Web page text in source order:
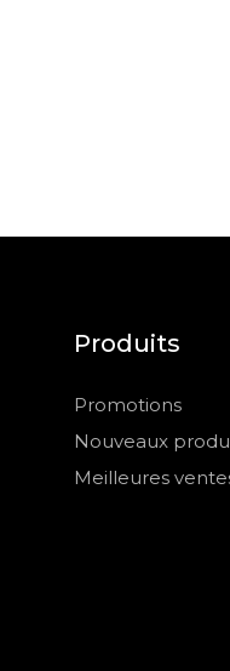
Produits
Promotions
Nouveaux
Meilleures